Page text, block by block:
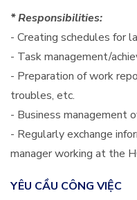
* Responsibilities:
- Creating schedules for
- Task management/
- Preparation of work
troubles, etc.
- Business management
- Regularly exchange
manager working at the
YÊU CẦU CÔNG VIỆC